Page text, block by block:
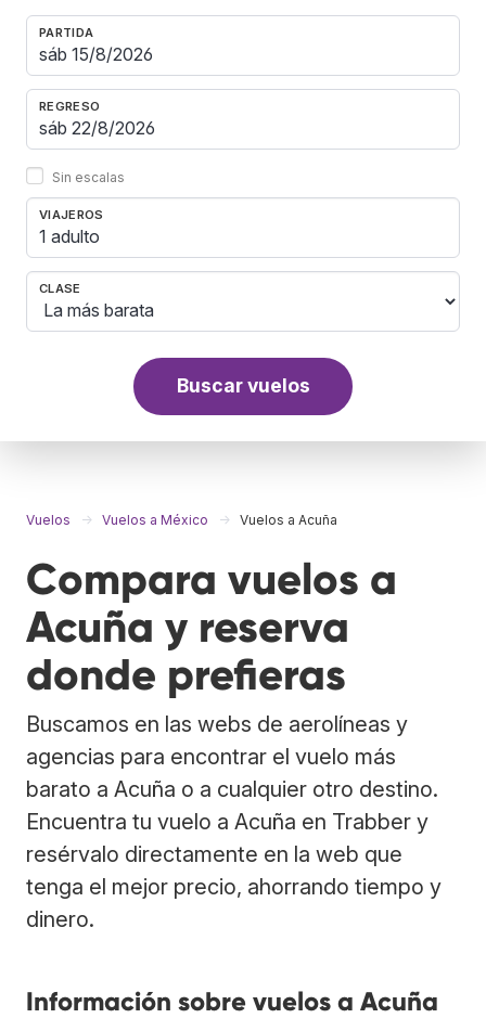
PARTIDA
REGRESO
Sin escalas
VIAJEROS
1 adulto
CLASE
Buscar vuelos
Vuelos Vuelos a México Vuelos a Acuña
Compara vuelos a
Acuña y reserva
donde prefieras
Buscamos en las webs de aerolíneas y
agencias para encontrar el vuelo más
barato a Acuña o a cualquier otro destino.
Encuentra tu vuelo a Acuña en Trabber y
resérvalo directamente en la web que
tenga el mejor precio, ahorrando tiempo y
dinero.
Información sobre vuelos a Acuña